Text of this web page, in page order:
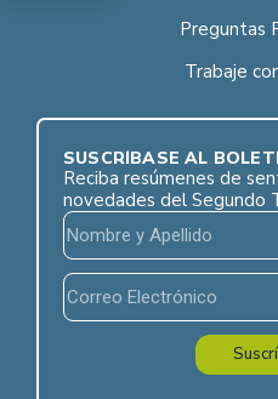
Preguntas
Trabaje
SUSCRÍBASE AL
Reciba resúmenes de
novedades del Segundo